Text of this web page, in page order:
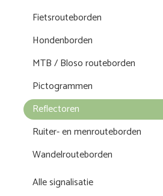
Fietsrouteborden
Hondenborden
MTB / Bloso routeborden
Pictogrammen
Reflectoren
Ruiter- en menrouteborden
Wandelrouteborden
Alle signalisatie